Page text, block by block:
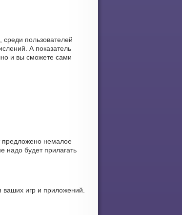
пользователей
А показатель
и вы сможете сами
предложено немалое
надо будет прилагать
игр и приложений.